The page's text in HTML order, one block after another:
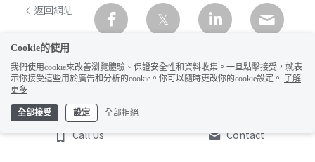
返回網站
Call Us Contact
Cookie的使用
我們使用cookie來改善瀏覽體驗、保證安全性和資料收集。一旦點擊接受，就表
示你接受這些用於廣告和分析的cookie。你可以隨時更改你的cookie設定。
了解
更多
全部接受 設定 全部拒絕